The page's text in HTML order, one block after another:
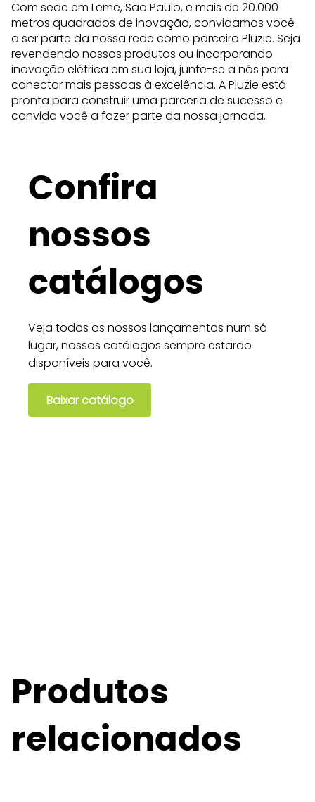
Com sede em Leme, São Paulo, e mais de 20.000
metros quadrados de inovação, convidamos você
a ser parte da nossa rede como parceiro Pluzie. Seja
revendendo nossos produtos ou incorporando
inovação elétrica em sua loja, junte-se a nós para
conectar mais pessoas à excelência. A Pluzie está
pronta para construir uma parceria de sucesso e
convida você a fazer parte da nossa jornada.
Confira
nossos
catálogos
Veja todos os nossos lançamentos num só
lugar, nossos catálogos sempre estarão
disponíveis para você.
Baixar catálogo
Produtos
relacionados